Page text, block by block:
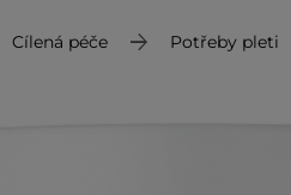
Cílená péče Potřeby pleti